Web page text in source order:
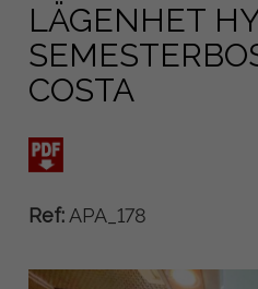
LÄGENHET
COSTA
Ref: APA_178